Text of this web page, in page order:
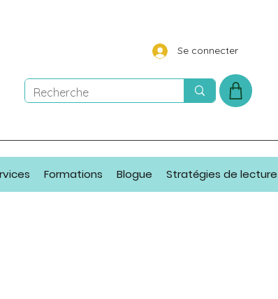
Se connecter
Formations Blogue Stratégies de lecture